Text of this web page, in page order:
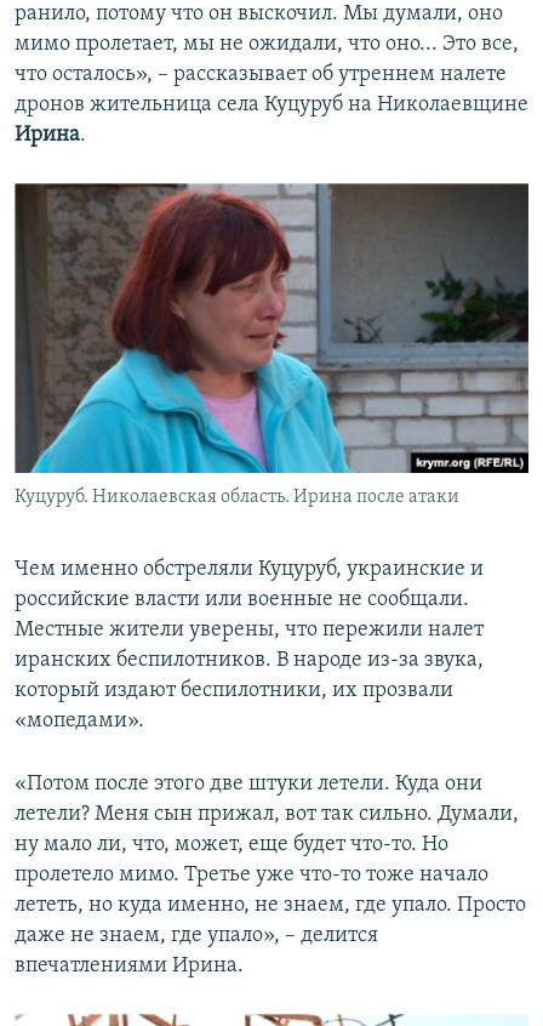
ранило, потому что он выскочил. Мы думали, оно
мимо пролетает, мы не ожидали, что оно... Это все,
что осталось», – рассказывает об утреннем налете
дронов жительница села Куцуруб на Николаевщине
Ирина.
Куцуруб. Николаевская область. Ирина после атаки
Чем именно обстреляли Куцуруб, украинские и
российские власти или военные не сообщали.
Местные жители уверены, что пережили налет
иранских беспилотников. В народе из-за звука,
который издают беспилотники, их прозвали
«мопедами».
«Потом после этого две штуки летели. Куда они
летели? Меня сын прижал, вот так сильно. Думали,
ну мало ли, что, может, еще будет что-то. Но
пролетело мимо. Третье уже что-то тоже начало
лететь, но куда именно, не знаем, где упало. Просто
даже не знаем, где упало», – делится
впечатлениями Ирина.